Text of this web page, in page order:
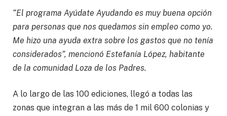
“El programa Ayúdate Ayudando es muy buena opción
para personas que nos quedamos sin empleo como yo.
Me hizo una ayuda extra sobre los gastos que no tenía
considerados”, mencionó Estefanía López, habitante
de la comunidad Loza de los Padres.
A lo largo de las 100 ediciones, llegó a todas las
zonas que integran a las más de 1 mil 600 colonias y